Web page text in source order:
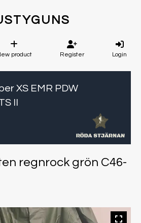
product Register Login
XS EMR PDW
II
regnrock grön C46-